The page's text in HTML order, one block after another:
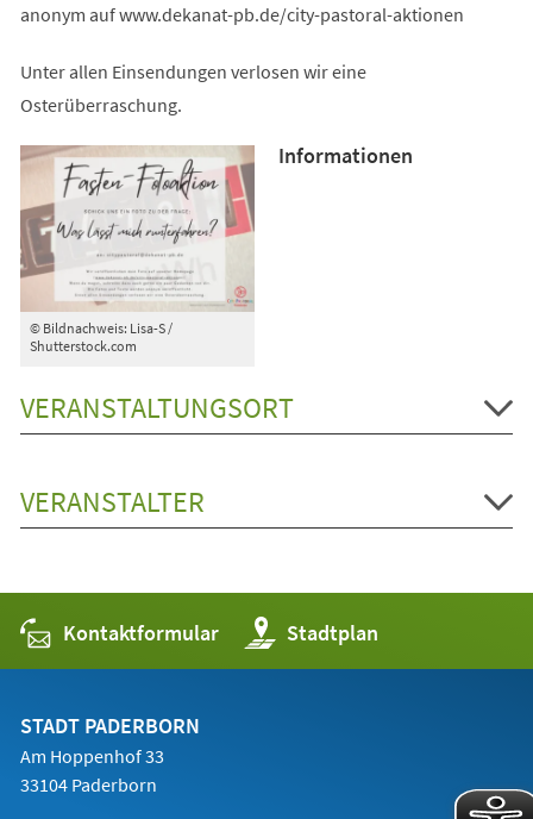
anonym auf www.dekanat-pb.de/city-pastoral-aktionen
Unter allen Einsendungen verlosen wir eine
Osterüberraschung.
© Bildnachweis: Lisa-S /
Shutterstock.com
Informationen
VERANSTALTUNGSORT
VERANSTALTER
Kontaktformular Stadtplan
(Öffnet
in
einem
STADT PADERBORN
Am Hoppenhof 33
33104 Paderborn